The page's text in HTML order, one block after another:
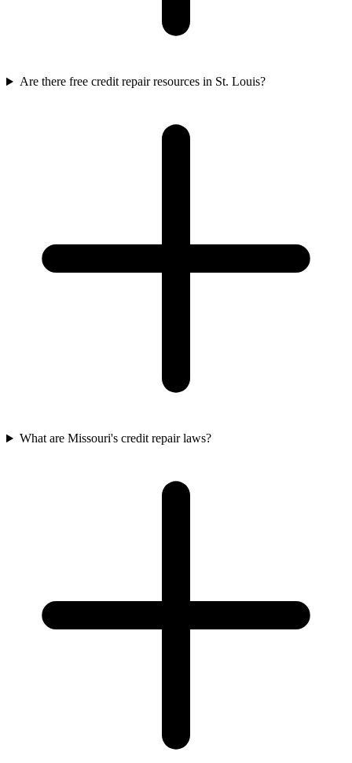
Are there free credit repair resources in St. Louis?
What are Missouri's credit repair laws?